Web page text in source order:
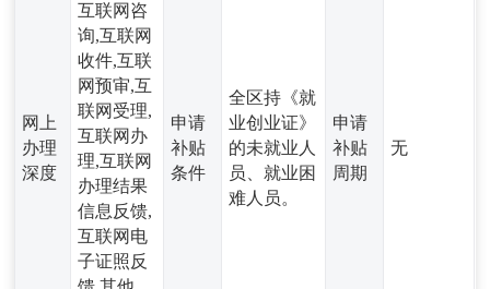
网上
办理
深度
互联网咨
询,互联网
收件,互联
网预审,互
联网受理,
互联网办
理,互联网
办理结果
信息反馈,
互联网电
子证照反
申请
补贴
条件
全区持《就
业创业证》
的未就业人
员、就业困
难人员。
申请
补贴
周期
无